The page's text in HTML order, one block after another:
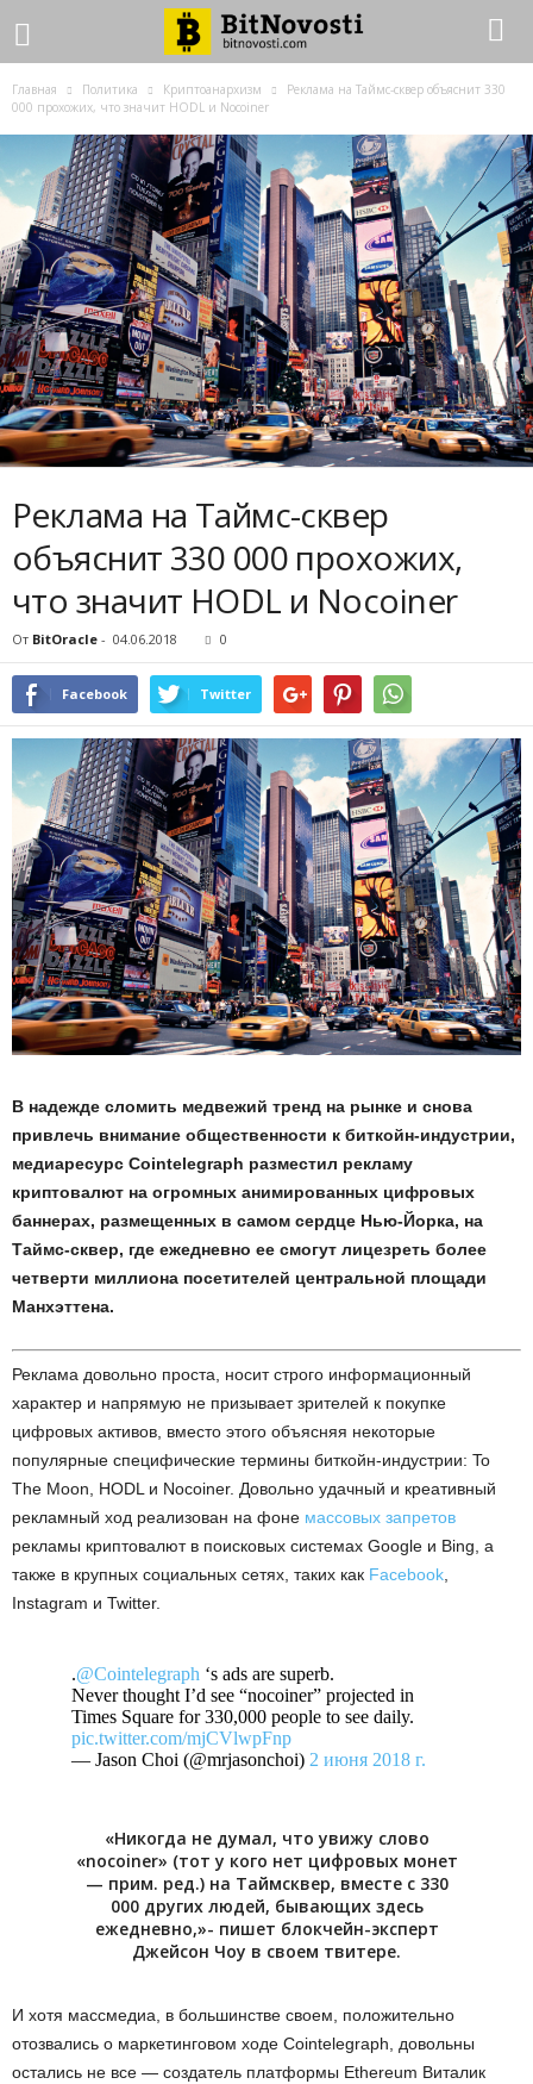
Главная Политика Криптоанархизм
Реклама на Таймс-сквер объяснит 330
000 прохожих, что значит HODL и Nocoiner
Реклама на Таймс-сквер
объяснит 330 000 прохожих,
что значит HODL и Nocoiner
От BitOracle - 04.06.2018 0
Facebook Twitter
В надежде сломить медвежий тренд на рынке и снова
привлечь внимание общественности к биткойн-индустрии,
медиаресурс Cointelegraph разместил рекламу
криптовалют на огромных анимированных цифровых
баннерах, размещенных в самом сердце Нью-Йорка, на
Таймс-сквер, где ежедневно ее смогут лицезреть более
четверти миллиона посетителей центральной площади
Манхэттена.
Реклама довольно проста, носит строго информационный
характер и напрямую не призывает зрителей к покупке
цифровых активов, вместо этого объясняя некоторые
популярные специфические термины биткойн-индустрии: To
The Moon, HODL и Nocoiner. Довольно удачный и креативный
рекламный ход реализован на фоне массовых запретов
рекламы криптовалют в поисковых системах Google и Bing, а
также в крупных социальных сетях, таких как Facebook,
Instagram и Twitter.
.@Cointelegraph ‘s ads are superb.
Never thought I’d see “nocoiner” projected in
Times Square for 330,000 people to see daily.
pic.twitter.com/mjCVlwpFnp
— Jason Choi (@mrjasonchoi) 2 июня 2018 г.
«Никогда не думал, что увижу слово
«nocoiner» (тот у кого нет цифровых монет
— прим. ред.) на Таймсквер, вместе с 330
000 других людей, бывающих здесь
ежедневно,»- пишет блокчейн-эксперт
Джейсон Чоу в своем твитере.
И хотя массмедиа, в большинстве своем, положительно
отозвались о маркетинговом ходе Cointelegraph, довольны
остались не все — создатель платформы Ethereum Виталик